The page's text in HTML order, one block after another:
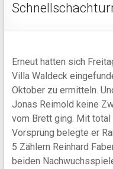
Erneut hatten sich
Villa Waldeck
Oktober zu ermitteln.
Jonas Reimold keine
vom Brett ging. Mit
Vorsprung belegte er
5 Zählern Reinhard
beiden